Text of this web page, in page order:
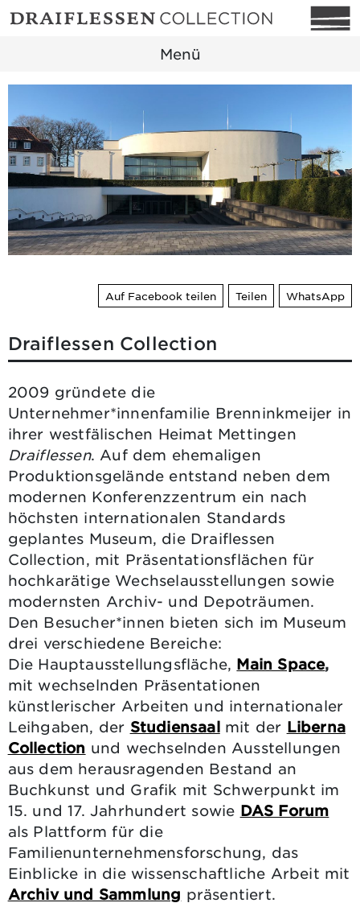
Menü
Auf Facebook teilen Teilen WhatsApp
Draiflessen Collection
2009 gründete die
Unternehmer*innenfamilie Brenninkmeijer in
ihrer westfälischen Heimat Mettingen
Draiflessen. Auf dem ehemaligen
Produktionsgelände entstand neben dem
modernen Konferenzzentrum ein nach
höchsten internationalen Standards
geplantes Museum, die Draiflessen
Collection, mit Präsentationsflächen für
hochkarätige Wechselausstellungen sowie
modernsten Archiv- und Depoträumen.
Den Besucher*innen bieten sich im Museum
drei verschiedene Bereiche:
Die Hauptausstellungsfläche, Main Space,
mit wechselnden Präsentationen
künstlerischer Arbeiten und internationaler
Leihgaben, der Studiensaalmit der Liberna
Collection und wechselnden Ausstellungen
aus dem herausragenden Bestand an
Buchkunst und Grafik mit Schwerpunkt im
15. und 17. Jahrhundert sowie DAS Forum
als Plattform für die
Familienunternehmensforschung, das
Einblicke in die wissenschaftliche Arbeit mit
Archiv und Sammlung präsentiert.